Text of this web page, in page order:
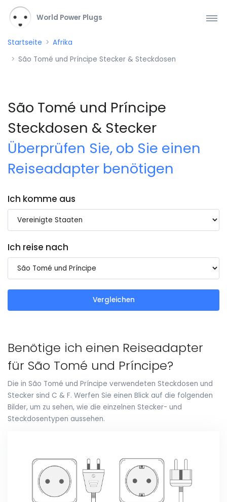
World Power Plugs
Startseite
Afrika
São Tomé und Príncipe Stecker & Steckdosen
São Tomé und Príncipe
Steckdosen & Stecker
Überprüfen Sie, ob Sie einen
Reiseadapter benötigen
Ich komme aus
Ich reise nach
Vergleichen
Benötige ich einen Reiseadapter
für São Tomé und Príncipe?
Die in São Tomé und Príncipe verwendeten Steckdosen und
Stecker sind C & F. Werfen Sie einen Blick auf die folgenden
Bilder, um zu sehen, wie die einzelnen Stecker- und
Steckdosentypen aussehen.